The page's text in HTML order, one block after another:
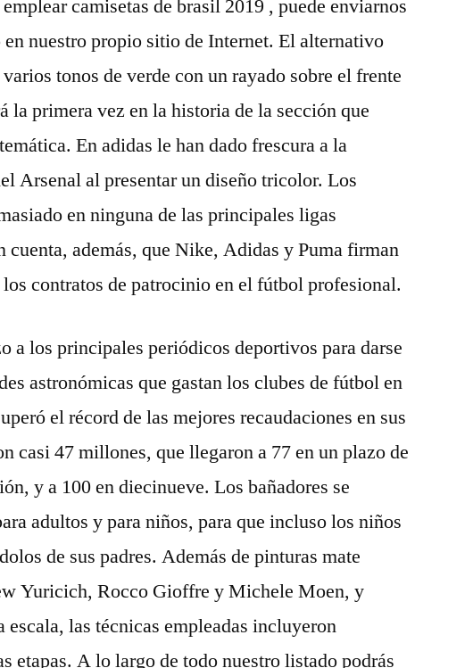
camisetas de brasil 2019 , puede enviarnos
nuestro propio sitio de Internet. El alternativo
tonos de verde con un rayado sobre el frente
la primera vez en la historia de la sección que
En adidas le han dado frescura a la
Arsenal al presentar un diseño tricolor. Los
en ninguna de las principales ligas
cuenta, además, que Nike, Adidas y Puma firman
contratos de patrocinio en el fútbol profesional.
a los principales periódicos deportivos para darse
astronómicas que gastan los clubes de fútbol en
el récord de las mejores recaudaciones en sus
casi 47 millones, que llegaron a 77 en un plazo de
y a 100 en diecinueve. Los bañadores se
adultos y para niños, para que incluso los niños
de sus padres. Además de pinturas mate
Yuricich, Rocco Gioffre y Michele Moen, y
escala, las técnicas empleadas incluyeron
etapas. A lo largo de todo nuestro listado podrás